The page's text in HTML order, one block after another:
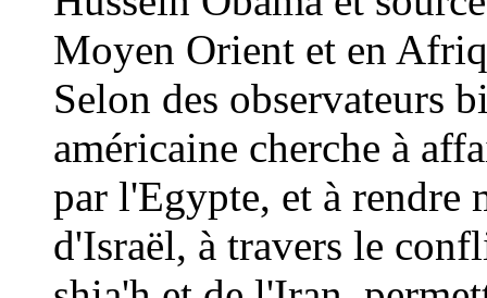
Moyen Orient et en
Selon des observateurs
américaine cherche à
par l'Egypte, et à rendre
d'Israël, à travers le